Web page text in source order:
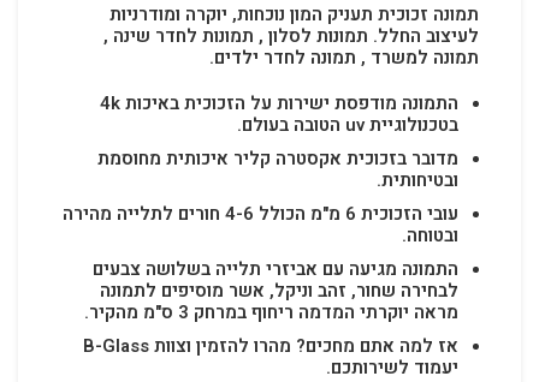
תמונה זכוכית תעניק המון נוכחות, יוקרה ומודרניות
לעיצוב החלל. תמונות לסלון , תמונות לחדר שינה ,
תמונה למשרד , תמונה לחדר ילדים.
התמונה מודפסת ישירות על הזכוכית באיכות 4k
בטכנולוגיית uv הטובה בעולם.
מדובר בזכוכית אקסטרה קליר איכותית מחוסמת
ובטיחותית.
עובי הזכוכית 6 מ"מ הכולל 4-6 חורים לתלייה מהירה
ובטוחה.
התמונה מגיעה עם אביזרי תלייה בשלושה צבעים
לבחירה שחור, זהב וניקל, אשר מוסיפים לתמונה
מראה יוקרתי המדמה ריחוף במרחק 3 ס"מ מהקיר.
אז למה אתם מחכים? מהרו להזמין וצוות B-Glass
יעמוד לשירותכם.